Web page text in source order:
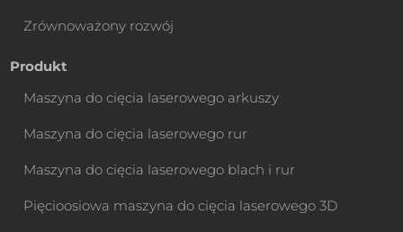
Zrównoważony rozwój
Produkt
Maszyna do cięcia laserowego arkuszy
Maszyna do cięcia laserowego rur
Maszyna do cięcia laserowego blach i rur
Pięcioosiowa maszyna do cięcia laserowego 3D